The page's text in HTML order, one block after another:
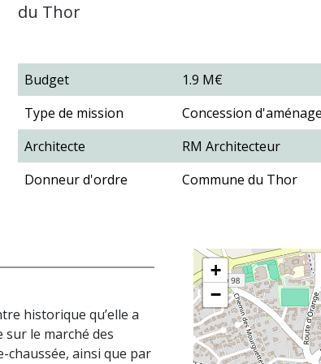
du Thor
Budget
1.9 M€
Type de mission
Concession
Architecte
RM Architecteur
Donneur d'ordre
Commune du Thor
historique qu’elle a
le marché des
chaussée, ainsi que par
+
−